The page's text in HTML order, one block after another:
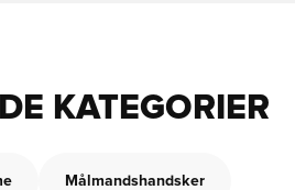
KATEGORIER
Målmandshandsker